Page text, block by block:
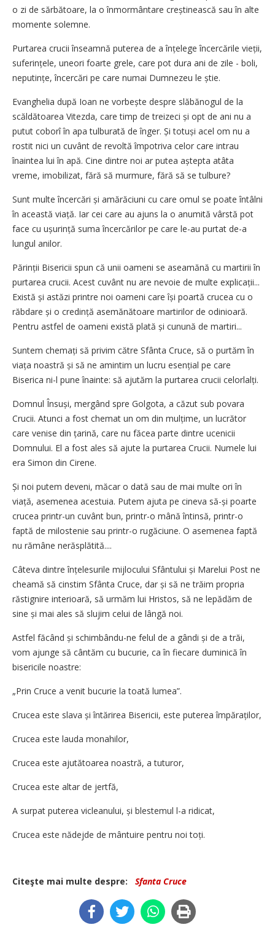
o zi de sărbătoare, la o înmormântare creștinească sau în alte
momente solemne.
Purtarea crucii înseamnă puterea de a înțelege încercările vieții,
suferințele, uneori foarte grele, care pot dura ani de zile - boli,
neputințe, încercări pe care numai Dumnezeu le știe.
Evanghelia după Ioan ne vorbește despre slăbănogul de la
scăldătoarea Vitezda, care timp de treizeci și opt de ani nu a
putut coborî în apa tulburată de înger. Și totuși acel om nu a
rostit nici un cuvânt de revoltă împotriva celor care intrau
înaintea lui în apă. Cine dintre noi ar putea aștepta atâta
vreme, imobilizat, fără să murmure, fără să se tulbure?
Sunt multe încercări și amărăciuni cu care omul se poate întâlni
în această viață. Iar cei care au ajuns la o anumită vârstă pot
face cu ușurință suma încercărilor pe care le-au purtat de-a
lungul anilor.
Părinții Bisericii spun că unii oameni se aseamănă cu martirii în
purtarea crucii. Acest cuvânt nu are nevoie de multe explicații...
Există și astăzi printre noi oameni care își poartă crucea cu o
răbdare și o credință asemănătoare martirilor de odinioară.
Pentru astfel de oameni există plată și cunună de martiri...
Suntem chemați să privim către Sfânta Cruce, să o purtăm în
viața noastră și să ne amintim un lucru esențial pe care
Biserica ni-l pune înainte: să ajutăm la purtarea crucii celorlalți.
Domnul Însuși, mergând spre Golgota, a căzut sub povara
Crucii. Atunci a fost chemat un om din mulțime, un lucrător
care venise din țarină, care nu făcea parte dintre ucenicii
Domnului. El a fost ales să ajute la purtarea Crucii. Numele lui
era Simon din Cirene.
Și noi putem deveni, măcar o dată sau de mai multe ori în
viață, asemenea acestuia. Putem ajuta pe cineva să-și poarte
crucea printr-un cuvânt bun, printr-o mână întinsă, printr-o
faptă de milostenie sau printr-o rugăciune. O asemenea faptă
nu rămâne nerăsplătită....
Câteva dintre înțelesurile mijlocului Sfântului și Marelui Post ne
cheamă să cinstim Sfânta Cruce, dar și să ne trăim propria
răstignire interioară, să urmăm lui Hristos, să ne lepădăm de
sine și mai ales să slujim celui de lângă noi.
Astfel făcând și schimbându-ne felul de a gândi și de a trăi,
vom ajunge să cântăm cu bucurie, ca în fiecare duminică în
bisericile noastre:
„Prin Cruce a venit bucurie la toată lumea”.
Crucea este slava și întărirea Bisericii, este puterea împăraților,
Crucea este lauda monahilor,
Crucea este ajutătoarea noastră, a tuturor,
Crucea este altar de jertfă,
A surpat puterea vicleanului, și blestemul l-a ridicat,
Crucea este nădejde de mântuire pentru noi toți.
Citeşte mai multe despre: Sfanta Cruce